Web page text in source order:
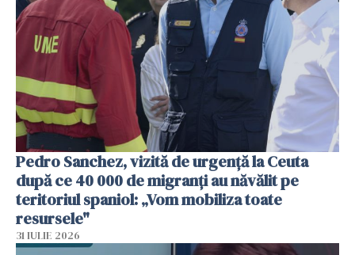
Pedro Sanchez, vizită de urgență la Ceuta
după ce 40 000 de migranți au năvălit pe
teritoriul spaniol: „Vom mobiliza toate
resursele"
31 IULIE 2026